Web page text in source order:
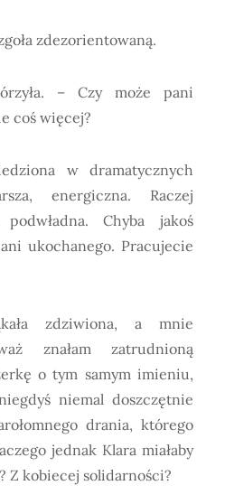
zdezorientowaną.
– Czy może pani
coś więcej?
w dramatycznych
energiczna. Raczej
Chyba jakoś
ukochanego. Pracujecie
zdziwiona, a mnie
znałam zatrudnioną
o tym samym imieniu,
niemal doszczętnie
drania, którego
jednak Klara miałaby
Z kobiecej solidarności?